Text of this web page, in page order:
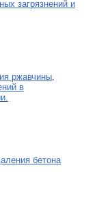
загрязнений и
ржавчины,
в
бетона